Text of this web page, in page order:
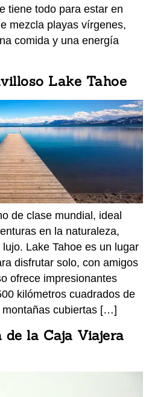
tiene todo para estar en
mezcla playas vírgenes,
comida y una energía
Lake Tahoe
de clase mundial, ideal
en la naturaleza,
Lake Tahoe es un lugar
disfrutar solo, con amigos
ofrece impresionantes
kilómetros cuadrados de
montañas cubiertas […]
de la Caja Viajera